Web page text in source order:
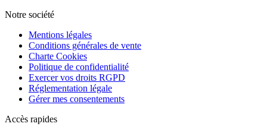
Notre société
Mentions légales
Conditions générales de vente
Charte Cookies
Politique de confidentialité
Exercer vos droits RGPD
Réglementation légale
Gérer mes consentements
Accès rapides